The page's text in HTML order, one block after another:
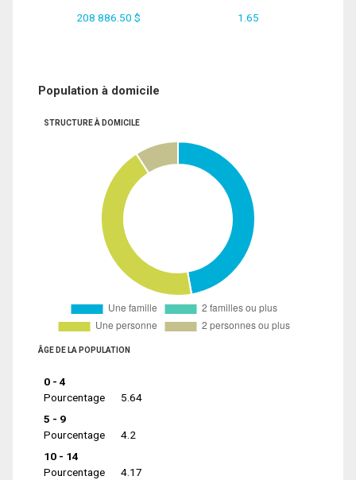
208 886.50 $ 1.65
Population à domicile
STRUCTURE À DOMICILE
ÂGE DE LA POPULATION
0 - 4
Pourcentage
5.64
5 - 9
Pourcentage
4.2
10 - 14
Pourcentage
4.17